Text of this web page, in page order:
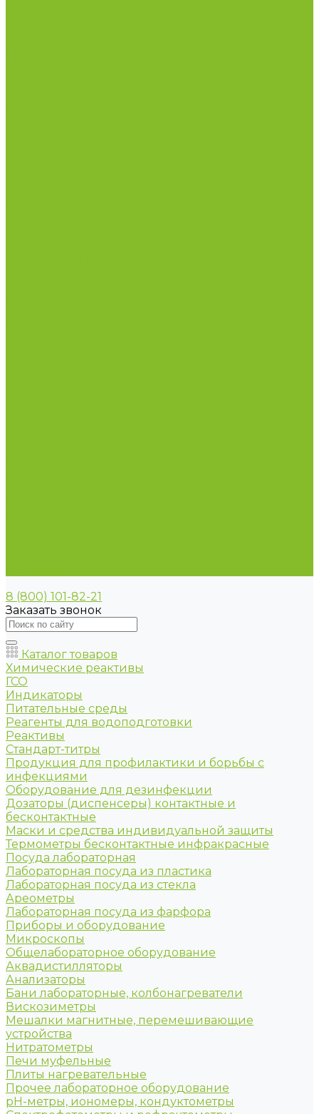
8 (800) 101-82-21
Заказать звонок
Каталог товаров
Химические реактивы
ГСО
Индикаторы
Питательные среды
Реагенты для водоподготовки
Реактивы
Стандарт-титры
Продукция для профилактики и борьбы с
инфекциями
Оборудование для дезинфекции
Дозаторы (диспенсеры) контактные и
бесконтактные
Маски и средства индивидуальной защиты
Термометры бесконтактные инфракрасные
Посуда лабораторная
Лабораторная посуда из пластика
Лабораторная посуда из стекла
Ареометры
Лабораторная посуда из фарфора
Приборы и оборудование
Микроскопы
Общелабораторное оборудование
Аквадистилляторы
Анализаторы
Бани лабораторные, колбонагреватели
Вискозиметры
Мешалки магнитные, перемешивающие
устройства
Нитратометры
Печи муфельные
Плиты нагревательные
Прочее лабораторное оборудование
рН-метры, иономеры, кондуктометры